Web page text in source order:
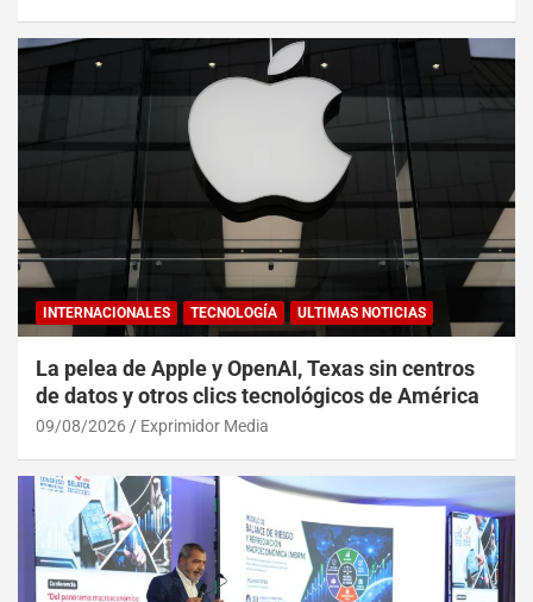
INTERNACIONALES TECNOLOGÍA ULTIMAS NOTICIAS
La pelea de Apple y OpenAI, Texas sin centros
de datos y otros clics tecnológicos de América
09/08/2026 Exprimidor Media